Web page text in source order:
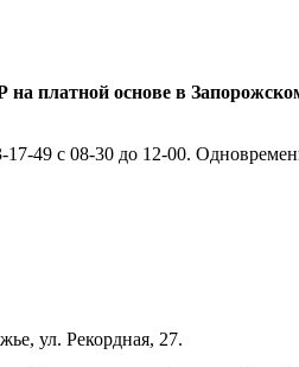
платной основе в
49 с 08-30 до 12-00.
ул. Рекордная, 27.